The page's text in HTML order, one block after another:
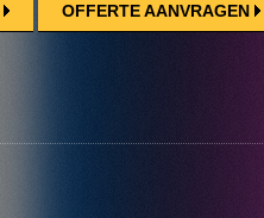
OFFERTE AANVRAGEN